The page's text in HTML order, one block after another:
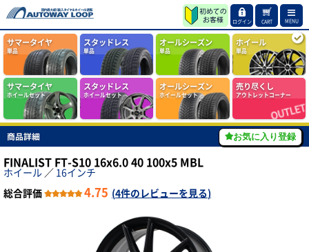
ログイン CART MENU
サマータイヤ
単品
スタッドレス
単品
オールシーズン
単品
ホイール
単品
サマータイヤ
ホイールセット
スタッドレス
ホイールセット
オールシーズン
ホイールセット
売り尽くし
アウトレットコーナー
商品詳細 お気に入り登録
FINALIST FT-S10 16x6.0 40 100x5 MBL
ホイール ／ 16インチ
総合評価
4.75 (4件のレビューを見る)